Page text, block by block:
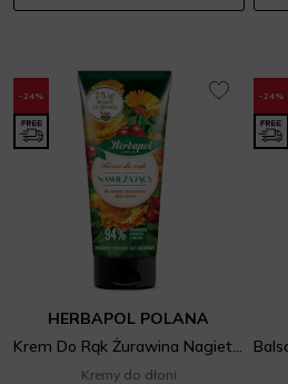
-24%
HERBAPOL POLANA
Krem Do Rąk Żurawina Nagietek
Kremy do dłoni
-24%